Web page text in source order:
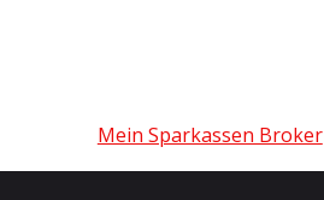
Mein Sparkassen Broker